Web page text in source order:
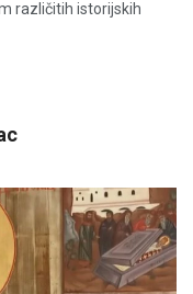
različitih istorijskih